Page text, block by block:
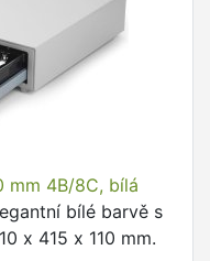
mm 4B/8C, bílá
bílé barvě s
x 415 x 110 mm.